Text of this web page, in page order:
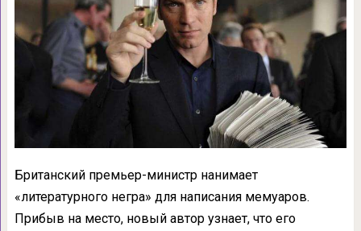
Британский премьер-министр нанимает
«литературного негра» для написания мемуаров.
Прибыв на место, новый автор узнает, что его